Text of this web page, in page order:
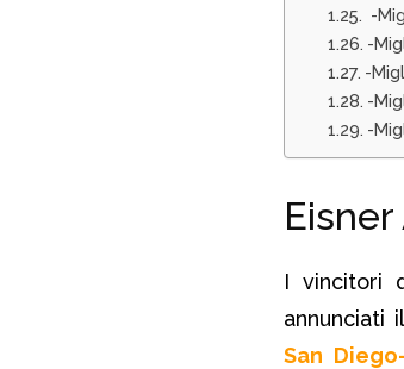
-
-
-
-
-
I vincitori
annunciati
San